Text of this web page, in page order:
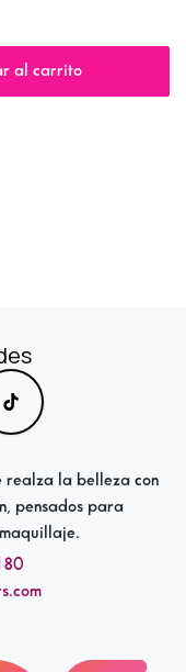
al carrito
realza la belleza con
pensados para